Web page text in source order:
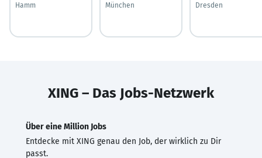
Hamm
München
Dresden
XING – Das Jobs-Netzwerk
Über eine Million Jobs
Entdecke mit XING genau den Job, der wirklich zu Dir
passt.